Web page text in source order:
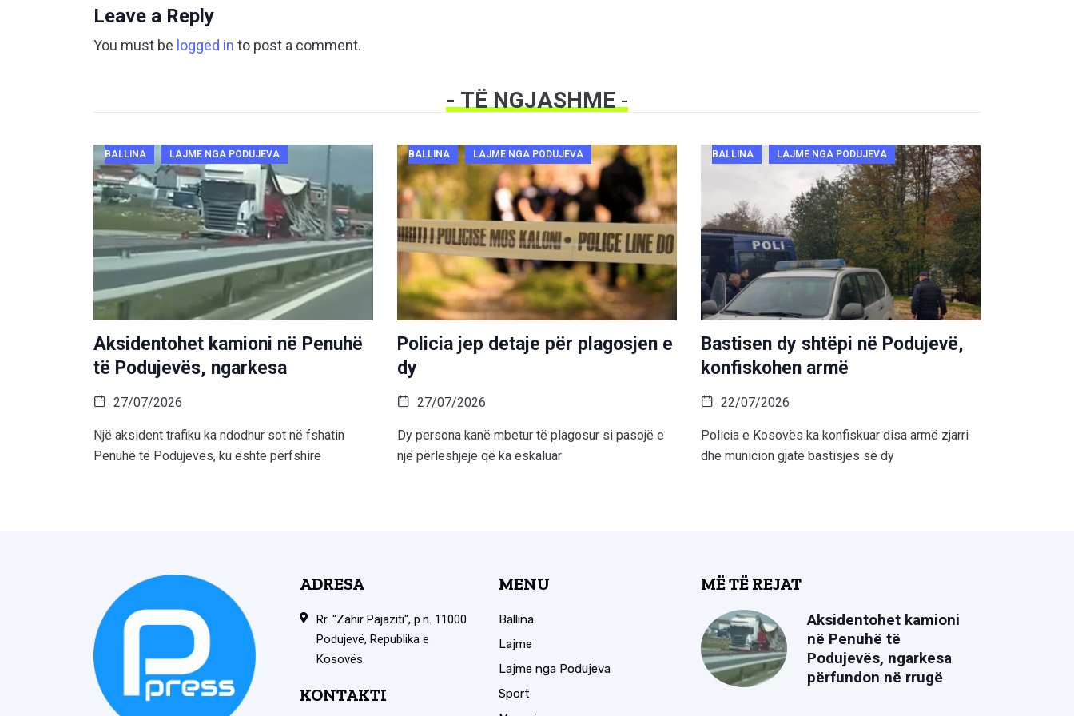
Leave a Reply
You must be logged in to post a comment.
- TË NGJASHME-
BALLINA LAJME NGA PODUJEVA
Aksidentohet kamioni në Penuhë
të Podujevës, ngarkesa
27/07/2026
Një aksident trafiku ka ndodhur sot në fshatin
Penuhë të Podujevës, ku është përfshirë
BALLINA LAJME NGA PODUJEVA
Policia jep detaje për plagosjen e
dy
27/07/2026
Dy persona kanë mbetur të plagosur si pasojë e
një përleshjeje që ka eskaluar
BALLINA LAJME NGA PODUJEVA
Bastisen dy shtëpi në Podujevë,
konfiskohen armë
22/07/2026
Policia e Kosovës ka konfiskuar disa armë zjarri
dhe municion gjatë bastisjes së dy
ADRESA
Rr. "Zahir Pajaziti", p.n. 11000
Podujevë, Republika e
Kosovës.
KONTAKTI
MENU
Ballina
Lajme
Lajme nga Podujeva
Sport
MË TË REJAT
Aksidentohet kamioni
në Penuhë të
Podujevës, ngarkesa
përfundon në rrugë